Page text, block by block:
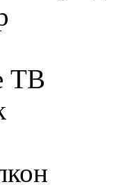
ТВ